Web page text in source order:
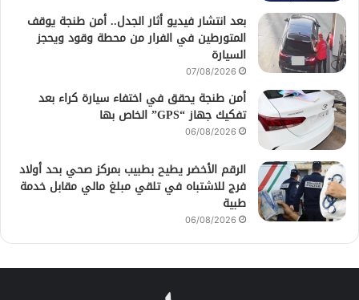
بعد انتشار فيديو أثار الجدل.. أمن طنجة يوقف
المتورطين في الفرار من محطة وقود ويحجز
السيارة
07/08/2026
أمن طنجة يحقق في اختفاء سيارة كراء بعد
تفكيك جهاز “GPS” الخاص بها
06/08/2026
الرقم الأخضر يطيح بطبيب بمركز صحي بحد أولاد
فرج للاشتباه في تلقي مبلغ مالي مقابل خدمة
طبية
06/08/2026